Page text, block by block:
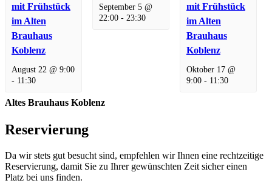
mit Frühstück
im Alten
Brauhaus
Koblenz
August 22 @ 9:00
- 11:30
September 5 @
22:00- 23:30
mit Frühstück
im Alten
Brauhaus
Koblenz
Oktober 17 @
9:00- 11:30
Altes Brauhaus Koblenz
Reservierung
Da wir stets gut besucht sind, empfehlen wir Ihnen eine rechtzeitige
Reservierung, damit Sie zu Ihrer gewünschten Zeit sicher einen
Platz bei uns finden.